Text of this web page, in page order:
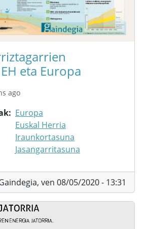
eta Europa
ago
Europa
Euskal Herria
Iraunkortasuna
Jasangarritasuna
ven 08/05/2020 - 13:31